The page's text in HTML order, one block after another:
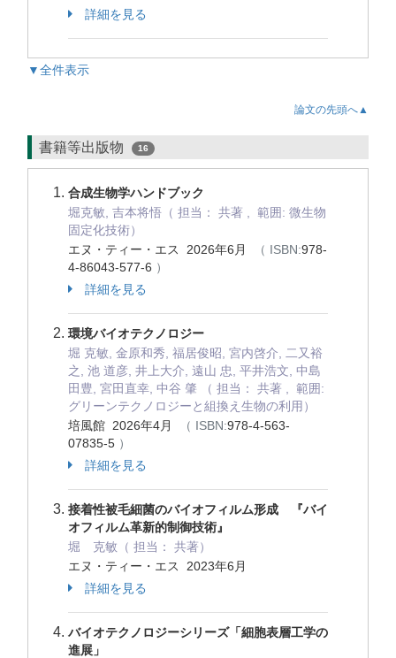
詳細を見る
▼全件表示
論文の先頭へ▲
書籍等出版物 16
合成生物学ハンドブック
堀克敏, 吉本将悟（ 担当： 共著 , 範囲: 微生物
固定化技術）
エヌ・ティー・エス 2026年6月
（ ISBN:978-
4-86043-577-6 ）
詳細を見る
環境バイオテクノロジー
堀 克敏, 金原和秀, 福居俊昭, 宮内啓介, 二又裕
之, 池 道彦, 井上大介, 遠山 忠, 平井浩文, 中島
田豊, 宮田直幸, 中谷 肇 （ 担当： 共著 , 範囲:
グリーンテクノロジーと組換え生物の利用）
培風館 2026年4月
（ ISBN:978-4-563-
07835-5 ）
詳細を見る
接着性被毛細菌のバイオフィルム形成 『バイ
オフィルム革新的制御技術』
堀 克敏（ 担当： 共著）
エヌ・ティー・エス 2023年6月
詳細を見る
バイオテクノロジーシリーズ「細胞表層工学の
進展」